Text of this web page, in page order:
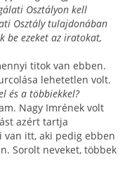
Osz­tályon kell
Osztály tulajdonában
be ezeket az iratokat,
titok van ebben.
lehetetlen volt.
és a többiekkel?
Nagy Imrének volt
azért tartja
itt, aki pedig ebben
Sorolt neveket, többek